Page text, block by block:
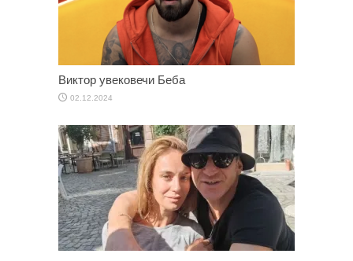
Виктор увековечи Беба
02.12.2024